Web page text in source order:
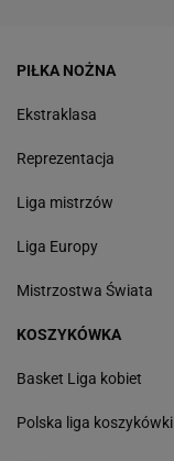
PIŁKA NOŻNA
Ekstraklasa
Reprezentacja
Liga mistrzów
Liga Europy
Mistrzostwa Świata
KOSZYKÓWKA
Basket Liga kobiet
Polska liga koszykówki